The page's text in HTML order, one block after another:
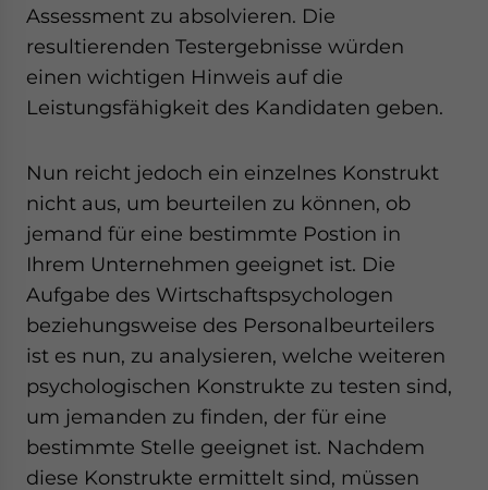
Assessment zu absolvieren. Die
resultierenden Testergebnisse würden
einen wichtigen Hinweis auf die
Leistungsfähigkeit des Kandidaten geben.
Nun reicht jedoch ein einzelnes Konstrukt
nicht aus, um beurteilen zu können, ob
jemand für eine bestimmte Postion in
Ihrem Unternehmen geeignet ist. Die
Aufgabe des Wirtschaftspsychologen
beziehungsweise des Personalbeurteilers
ist es nun, zu analysieren, welche weiteren
psychologischen Konstrukte zu testen sind,
um jemanden zu finden, der für eine
bestimmte Stelle geeignet ist. Nachdem
diese Konstrukte ermittelt sind, müssen